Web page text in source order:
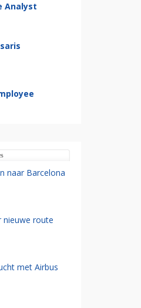
Analyst
naar Barcelona
nieuwe route
met Airbus